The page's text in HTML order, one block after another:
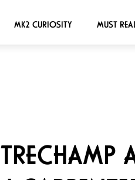
MK2 CURIOSITY MUST